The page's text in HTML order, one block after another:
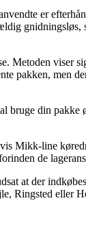
er
gnidningsløs,
Metoden viser
pakken, men
bruge din pakke
Mikk-line
de
at der
Ringsted eller